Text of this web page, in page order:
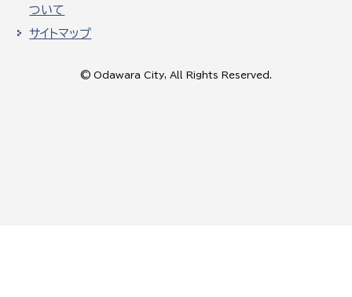
ついて
サイトマップ
© Odawara City, All Rights Reserved.